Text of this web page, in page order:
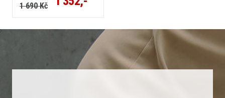
1 690 Kč